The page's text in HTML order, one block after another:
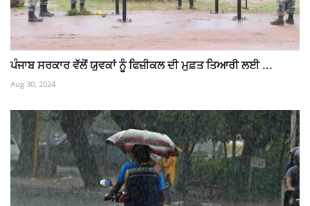
ਪੰਜਾਬ ਸਰਕਾਰ ਵੱਲੋਂ ਯੁਵਕਾਂ ਨੂੰ ਫਿਜ਼ੀਕਲ ਦੀ ਮੁਫ਼ਤ ਤਿਆਰੀ ਲਈ ...
Aug 30, 2024